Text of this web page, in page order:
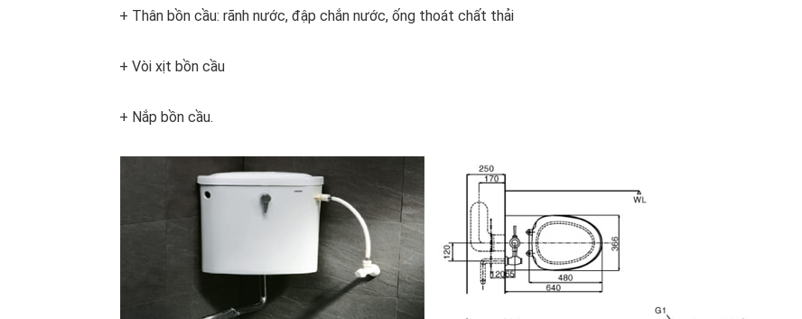
+ Thân bồn cầu: rãnh nước, đập chắn nước, ống thoát chất thải
+ Vòi xịt bồn cầu
+ Nắp bồn cầu.